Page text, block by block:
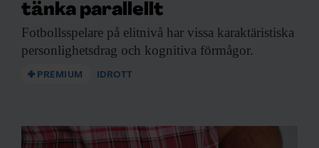
tänka parallellt
Fotbollsspelare på elitnivå har vissa karaktäristiska
personlighetsdrag och kognitiva förmågor.
PREMIUM IDROTT